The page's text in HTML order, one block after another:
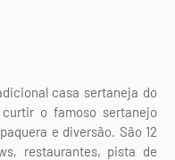
casa sertaneja do
o famoso sertanejo
e diversão. São 12
restaurantes, pista de